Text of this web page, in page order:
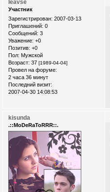
leavse
Участник
Зарегистрирован: 2007-03-13
Приглашений: 0
Сообщений: 3
Уважение: +0
Позитив: +0
Пол: Мужской
Возраст: 37 [1989-04-04]
Провел на форуме:
2 часа 36 минут
Последний визит:
2007-04-30 14:08:53
kisunda
.::MoDeRaToRRR::.